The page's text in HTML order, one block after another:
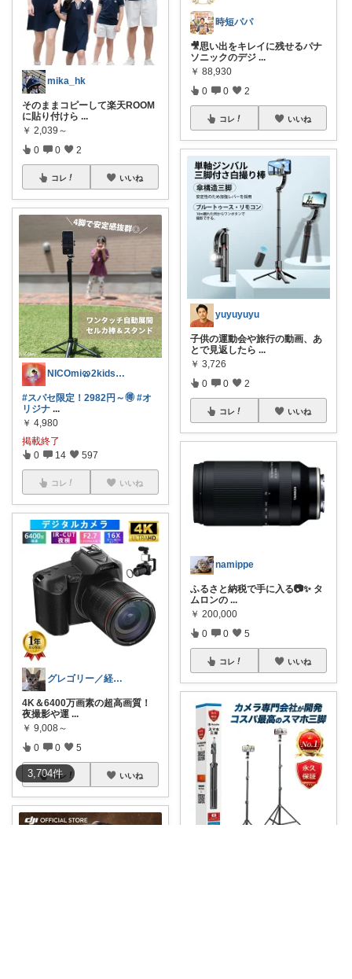
3,704件
mika_hk
そのままコピーして楽天ROOM
に貼り付けら ...
￥ 2,039～
0 0 2
コレ いいね
NICOmi🥨2kidsママ👦👧
#スパセ限定！2982円～🉐 #オ
リジナ ...
￥ 4,980
掲載終了
0 14 597
コレ いいね
グレゴリー／経由購入感謝です💕
4K＆6400万画素の超高画質！
夜撮影や運 ...
￥ 9,008～
0 0 5
コレ いいね
時短パパ
🎥思い出をキレイに残せるパナ
ソニックのデジ ...
￥ 88,930
0 0 2
コレ いいね
yuyuyuyu
子供の運動会や旅行の動画、あ
とで見返したら ...
￥ 3,726
0 0 2
コレ いいね
namippe
ふるさと納税で手に入る📷✨ タ
ムロンの ...
￥ 200,000
0 0 5
コレ いいね